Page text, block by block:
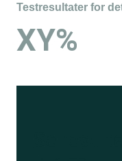
Testresultater for
XY%